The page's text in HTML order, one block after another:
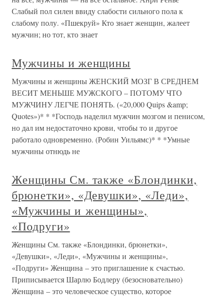
Слабый пол силен ввиду слабости сильного пола к
слабому полу. «Пшекруй» Кто знает женщин, жалеет
мужчин; но тот, кто знает
Мужчины и женщины
Мужчины и женщины ЖЕНСКИЙ МОЗГ В СРЕДНЕМ
ВЕСИТ МЕНЬШЕ МУЖСКОГО – ПОТОМУ ЧТО
МУЖЧИНУ ЛЕГЧЕ ПОНЯТЬ. («20,000 Quips &amp;
Quotes»)* * *Господь наделил мужчин мозгом и пенисом,
но дал им недостаточно крови, чтобы то и другое
работало одновременно. (Робин Уильямс)* * *Умные
мужчины отнюдь не
Женщины См. также «Блондинки,
брюнетки», «Девушки», «Леди»,
«Мужчины и женщины»,
«Подруги»
Женщины См. также «Блондинки, брюнетки»,
«Девушки», «Леди», «Мужчины и женщины»,
«Подруги» Женщина – это приглашение к счастью.
Приписывается Шарлю Бодлеру (безосновательно)
Женщина – это человеческое существо, которое